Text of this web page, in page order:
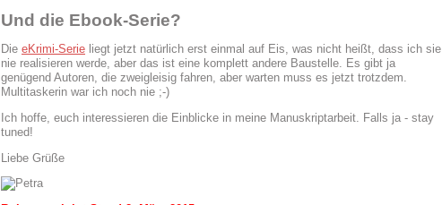
Und die Ebook-Serie?
Die eKrimi-Serie liegt jetzt natürlich erst einmal auf Eis, was nicht heißt, dass ich sie
nie realisieren werde, aber das ist eine komplett andere Baustelle. Es gibt ja
genügend Autoren, die zweigleisig fahren, aber warten muss es jetzt trotzdem.
Multitaskerin war ich noch nie ;-)
Ich hoffe, euch interessieren die Einblicke in meine Manuskriptarbeit. Falls ja - stay
tuned!
Liebe Grüße